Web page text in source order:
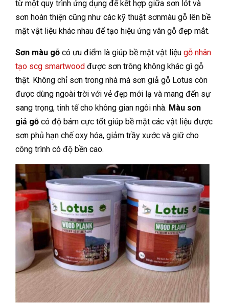
từ một quy trình ứng dụng để kết hợp giữa sơn lót và
sơn hoàn thiện cũng như các kỹ thuật sơnmàu gỗ lên bề
mặt vật liệu khác nhau để tạo hiệu ứng vân gỗ đẹp mắt.
Sơn màu gỗ có ưu điểm là giúp bề mặt vật liệu gỗ nhân
tạo scg smartwood được sơn trông không khác gì gỗ
thật. Không chỉ sơn trong nhà mà sơn giả gỗ Lotus còn
được dùng ngoài trời với vẻ đẹp mới lạ và mang đến sự
sang trọng, tinh tế cho không gian ngôi nhà. Màu sơn
giả gỗ có độ bám cực tốt giúp bề mặt các vật liệu được
sơn phủ hạn chế oxy hóa, giảm trầy xước và giữ cho
công trình có độ bền cao.